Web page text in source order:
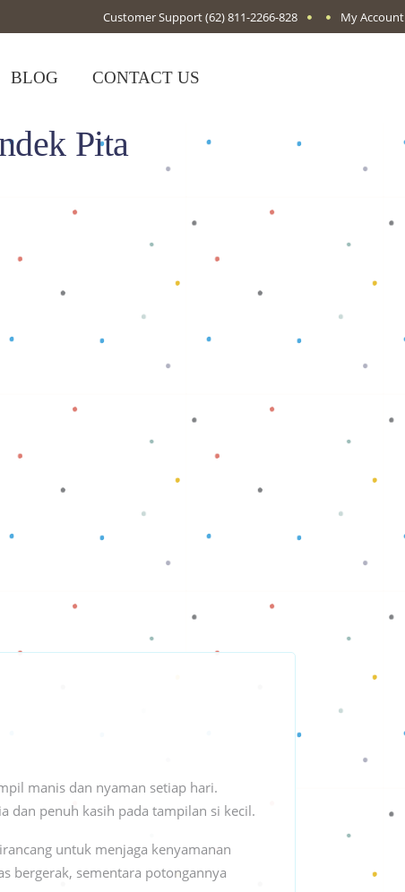
Customer Support(62) 811-2266-828 My Account
BLOG CONTACT US
Pita
manis dan nyaman setiap hari.
dan penuh kasih pada tampilan si kecil.
untuk menjaga kenyamanan
bergerak, sementara potongannya